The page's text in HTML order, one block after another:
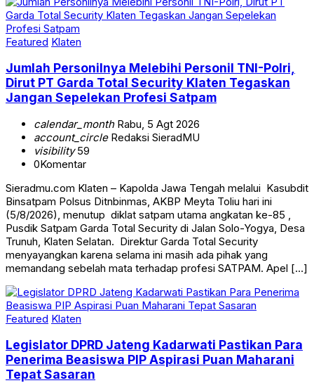
Featured Klaten
Jumlah Personilnya Melebihi Personil TNI-Polri,
Dirut PT Garda Total Security Klaten Tegaskan
Jangan Sepelekan Profesi Satpam
calendar_monthRabu, 5 Agt 2026
account_circleRedaksi SieradMU
visibility59
0Komentar
Sieradmu.com Klaten – Kapolda Jawa Tengah melalui Kasubdit
Binsatpam Polsus Ditnbinmas, AKBP Meyta Toliu hari ini
(5/8/2026), menutup diklat satpam utama angkatan ke-85 ,
Pusdik Satpam Garda Total Security di Jalan Solo-Yogya, Desa
Trunuh, Klaten Selatan. Direktur Garda Total Security
menyayangkan karena selama ini masih ada pihak yang
memandang sebelah mata terhadap profesi SATPAM. Apel […]
Featured Klaten
Legislator DPRD Jateng Kadarwati Pastikan Para
Penerima Beasiswa PIP Aspirasi Puan Maharani
Tepat Sasaran